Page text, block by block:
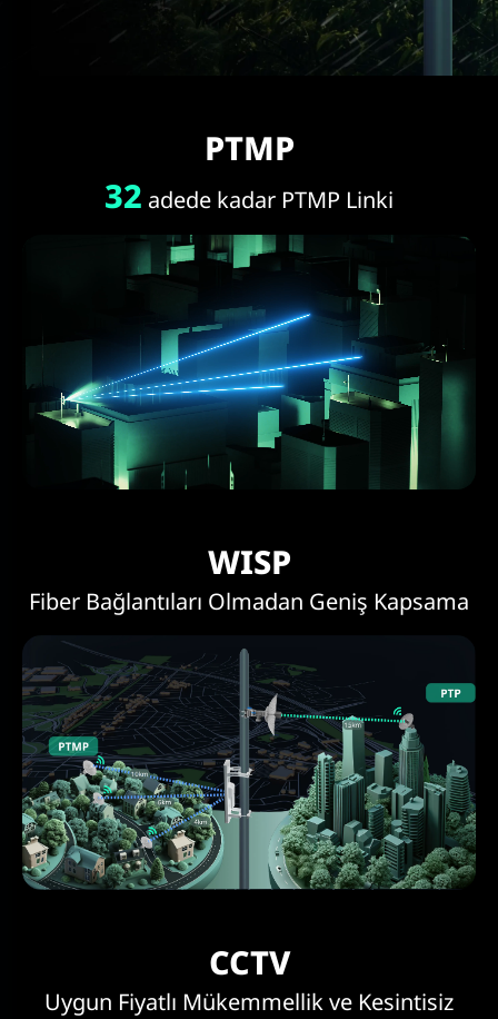
PTMP
32 adede kadar PTMP Linki
WISP
Fiber Bağlantıları Olmadan Geniş Kapsama
CCTV
Uygun Fiyatlı Mükemmellik ve Kesintisiz